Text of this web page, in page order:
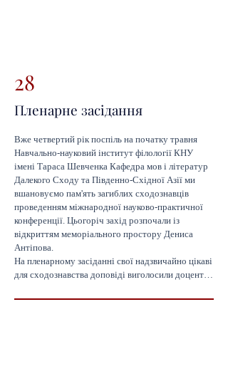
28
Пленарне засідання
Вже четвертий рік поспіль на початку травня
Навчально-науковий інститут філології КНУ
імені Тараса Шевченка Кафедра мов і літератур
Далекого Сходу та Південно-Східної Азії ми
вшановуємо пам'ять загиблих сходознавців
проведенням міжнародної науково-практичної
конференції. Цьогоріч захід розпочали із
відкриттям меморіального простору Дениса
Антіпова.
На пленарному засіданні свої надзвичайно цікаві
для сходознавства доповіді виголосили доцентка
Мрідула Гош, завідувач кафедри японської мови і